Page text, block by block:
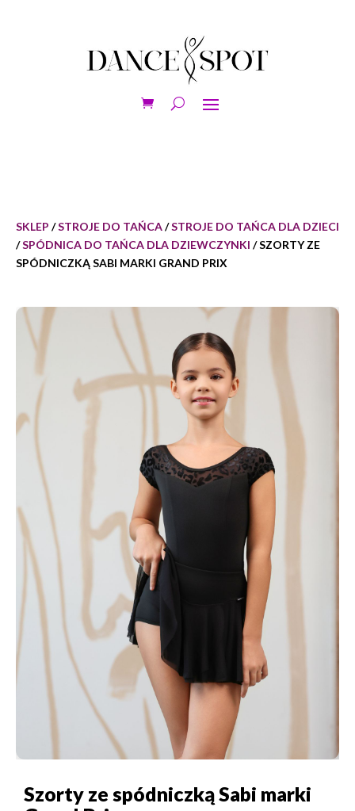
SKLEP /STROJE DO TAŃCA/STROJE DO TAŃCA DLA DZIECI
/SPÓDNICA DO TAŃCA DLA DZIEWCZYNKI / SZORTY ZE
SPÓDNICZKĄ SABI MARKI GRAND PRIX
Szorty ze spódniczką Sabi marki